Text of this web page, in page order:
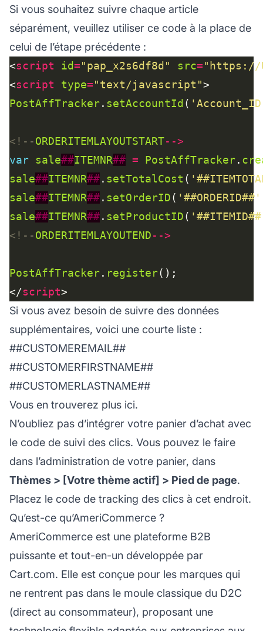
Si vous souhaitez suivre chaque article
séparément, veuillez utiliser ce code à la place de
celui de l’étape précédente :
<script id="pap_x2s6df8d" src="https://
<script type="text/javascript"
PostAffTracker. setAccountId(
<!--ORDERITEMLAYOUTSTART-->
var sale##ITEMNR## = PostAffTracker.
sale##ITEMNR##. setTotalCost (
sale##ITEMNR##. setOrderID( '##ORDERID##'
sale##ITEMNR##. setProductID(
<!--ORDERITEMLAYOUTEND-->
PostAffTracker. register
</script
Si vous avez besoin de suivre des données
supplémentaires, voici une courte liste :
##CUSTOMEREMAIL##
##CUSTOMERFIRSTNAME##
##CUSTOMERLASTNAME##
Vous en trouverez plus ici.
N’oubliez pas d’intégrer votre panier d’achat avec
le code de suivi des clics. Vous pouvez le faire
dans l’administration de votre panier, dans
Thèmes > [Votre thème actif] > Pied de page.
Placez le code de tracking des clics à cet endroit.
Qu’est-ce qu’AmeriCommerce ?
AmeriCommerce est une plateforme B2B
puissante et tout-en-un développée par
Cart.com. Elle est conçue pour les marques qui
ne rentrent pas dans le moule classique du D2C
(direct au consommateur), proposant une